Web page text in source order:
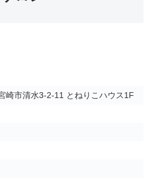
崎市清水3-2-11 とねりこハウス1F